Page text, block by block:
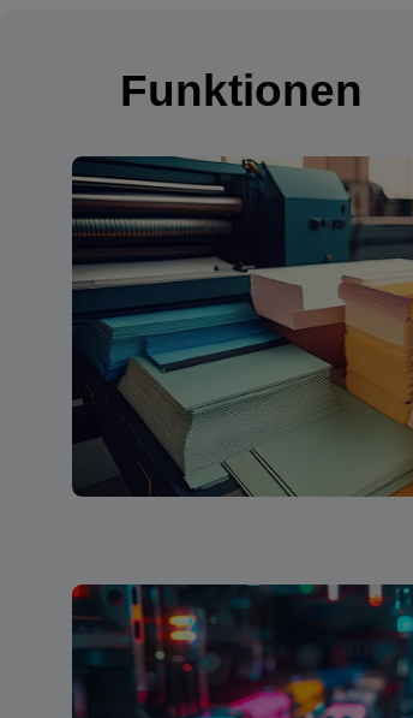
Funktionen